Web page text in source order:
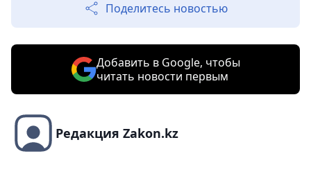
Поделитесь новостью
Добавить в Google, чтобы
читать новости первым
Редакция Zakon.kz